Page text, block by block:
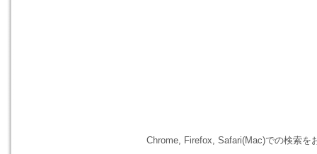
Chrome, Firefox, Safari(Mac)での検索を